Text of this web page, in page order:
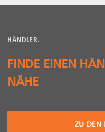
HÄNDLER.
FINDE EINEN
NÄHE
ZU DEN